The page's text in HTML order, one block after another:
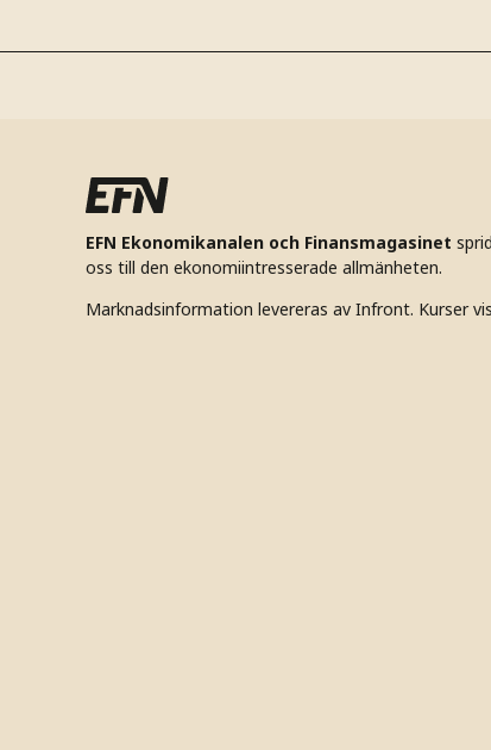
EFN Ekonomikanalen och Finansmagasinet
oss till den ekonomiintresserade allmänheten.
Marknadsinformation levereras av Infront. Kurser